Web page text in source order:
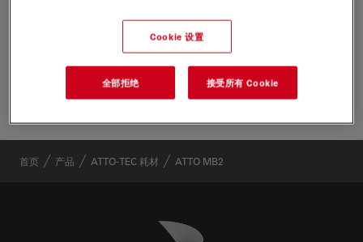
力，支持观察、测量和分析微结构的成像要求。徕卡显微系统
对科学应用领域的高度关注，使徕卡显微系统的用户始终保持
首页 产品 ATTO-TEC 耗材 ATTO MB2
Danaher Logo
Cookie 设置
全部拒绝 接受所有 Cookie